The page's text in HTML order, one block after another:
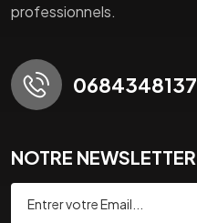
professionnels.
0684348137
NOTRE NEWSLETTER